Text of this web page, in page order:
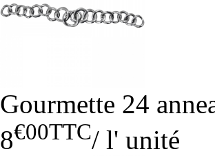
Gourmette 24
8€00TTC/ l' unité